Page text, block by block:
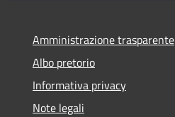
Amministrazione trasparente
Albo pretorio
Informativa privacy
Note legali